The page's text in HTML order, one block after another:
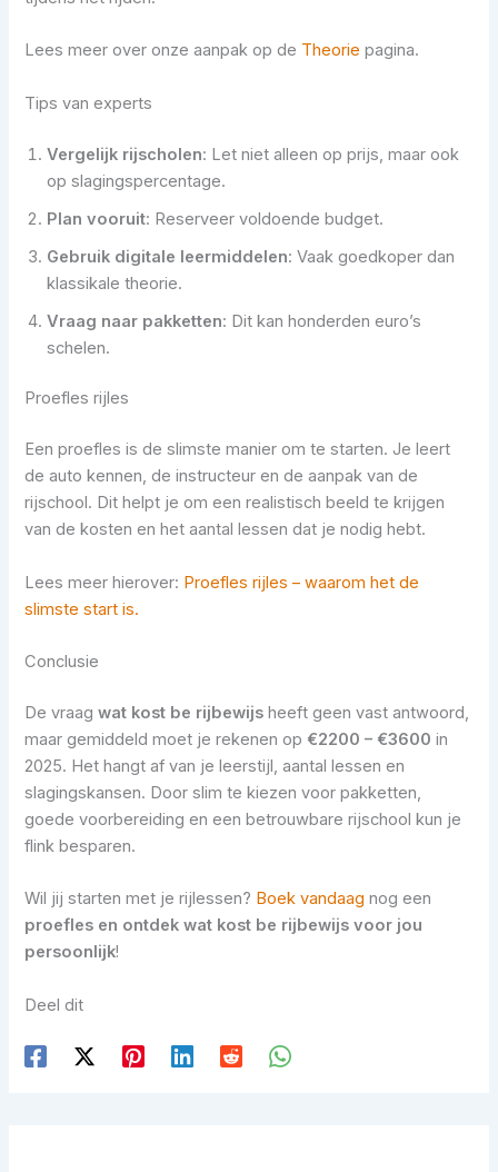
Lees meer over onze aanpak op de Theoriepagina.
Tips van experts
Vergelijk rijscholen: Let niet alleen op prijs, maar ook
op slagingspercentage.
Plan vooruit: Reserveer voldoende budget.
Gebruik digitale leermiddelen: Vaak goedkoper dan
klassikale theorie.
Vraag naar pakketten: Dit kan honderden euro’s
schelen.
Proefles rijles
Een proefles is de slimste manier om te starten. Je leert
de auto kennen, de instructeur en de aanpak van de
rijschool. Dit helpt je om een realistisch beeld te krijgen
van de kosten en het aantal lessen dat je nodig hebt.
Lees meer hierover: Proefles rijles – waarom het de
slimste start is.
Conclusie
De vraagwat kost be rijbewijs heeft geen vast antwoord,
maar gemiddeld moet je rekenen op €2200 – €3600 in
2025. Het hangt af van je leerstijl, aantal lessen en
slagingskansen. Door slim te kiezen voor pakketten,
goede voorbereiding en een betrouwbare rijschool kun je
flink besparen.
Wil jij starten met je rijlessen? Boek vandaag nog een
proefles en ontdek wat kost be rijbewijs voor jou
persoonlijk!
Deel dit